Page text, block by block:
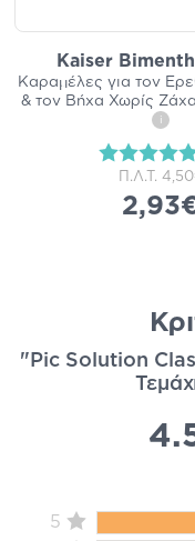
Kaiser
Καραμέλες για τον
& τον Βήχα Χωρίς
i
Π.Λ.Τ.
"Pic Solution
5